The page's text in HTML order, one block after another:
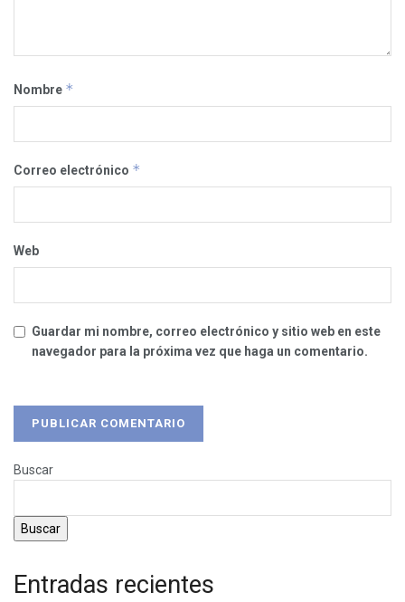
Nombre *
Correo electrónico *
Web
Guardar mi nombre, correo electrónico y sitio web en este
navegador para la próxima vez que haga un comentario.
Buscar
Buscar
Entradas recientes